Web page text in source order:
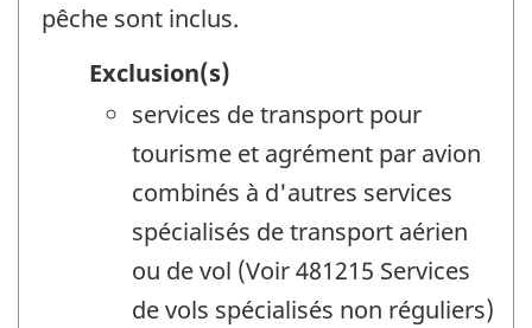
pêche sont inclus.
Exclusion(s)
services de transport pour
tourisme et agrément par avion
combinés à d'autres services
spécialisés de transport aérien
ou de vol (Voir 481215 Services
de vols spécialisés non réguliers)